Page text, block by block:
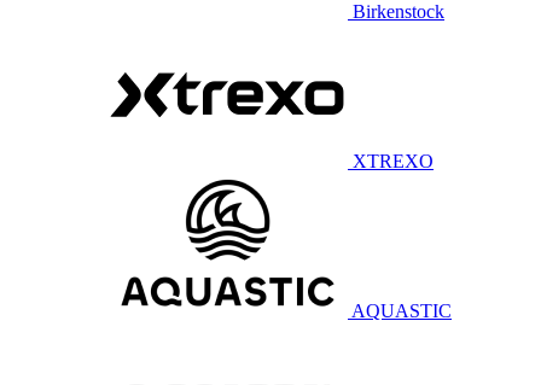
Birkenstock
XTREXO
AQUASTIC